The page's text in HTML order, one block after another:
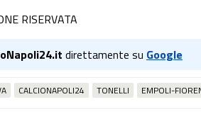
RISERVATA
direttamente su Google
CALCIONAPOLI24 TONELLI EMPOLI-